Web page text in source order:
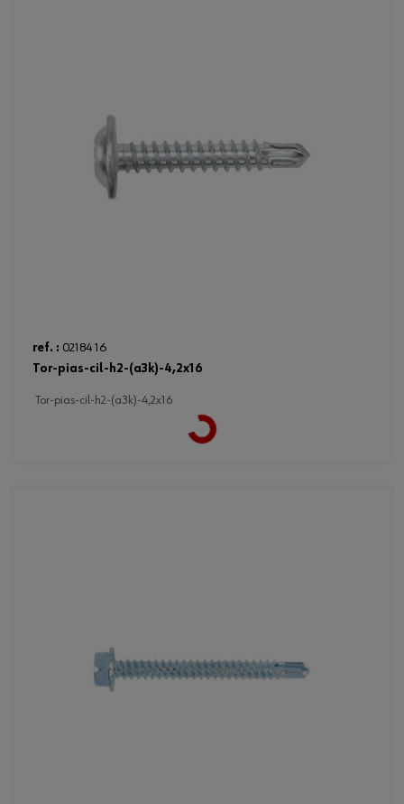
ref. : 02184 16
tor-pias-cil-h2-(a3k)-4,2x16
tor-pias-cil-h2-(a3k)-4,2x16 Loading...